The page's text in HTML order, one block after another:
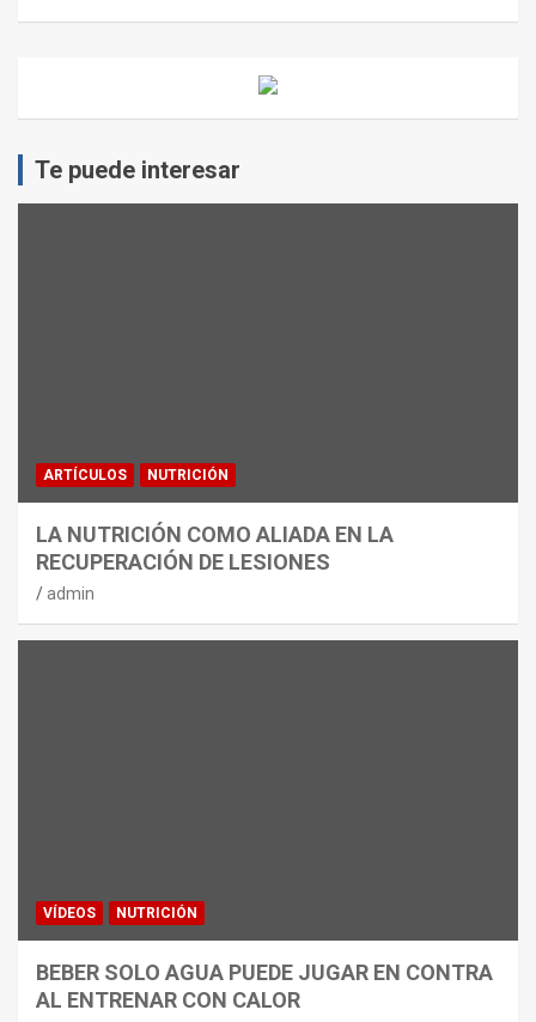
Te puede interesar
ARTÍCULOS NUTRICIÓN
LA NUTRICIÓN COMO ALIADA EN LA
RECUPERACIÓN DE LESIONES
admin
VÍDEOS NUTRICIÓN
BEBER SOLO AGUA PUEDE JUGAR EN CONTRA
AL ENTRENAR CON CALOR